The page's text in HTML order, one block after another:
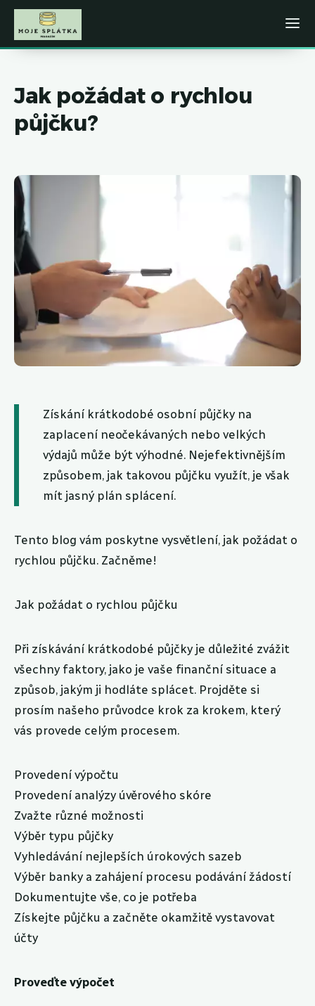
Jak požádat o rychlou
půjčku?
Získání krátkodobé osobní půjčky na
zaplacení neočekávaných nebo velkých
výdajů může být výhodné. Nejefektivnějším
způsobem, jak takovou půjčku využít, je však
mít jasný plán splácení.
Tento blog vám poskytne vysvětlení, jak požádat o
rychlou půjčku. Začněme!
Jak požádat o rychlou půjčku
Při získávání krátkodobé půjčky je důležité zvážit
všechny faktory, jako je vaše finanční situace a
způsob, jakým ji hodláte splácet. Projděte si
prosím našeho průvodce krok za krokem, který
vás provede celým procesem.
Provedení výpočtu
Provedení analýzy úvěrového skóre
Zvažte různé možnosti
Výběr typu půjčky
Vyhledávání nejlepších úrokových sazeb
Výběr banky a zahájení procesu podávání žádostí
Dokumentujte vše, co je potřeba
Získejte půjčku a začněte okamžitě vystavovat
účty
Proveďte výpočet